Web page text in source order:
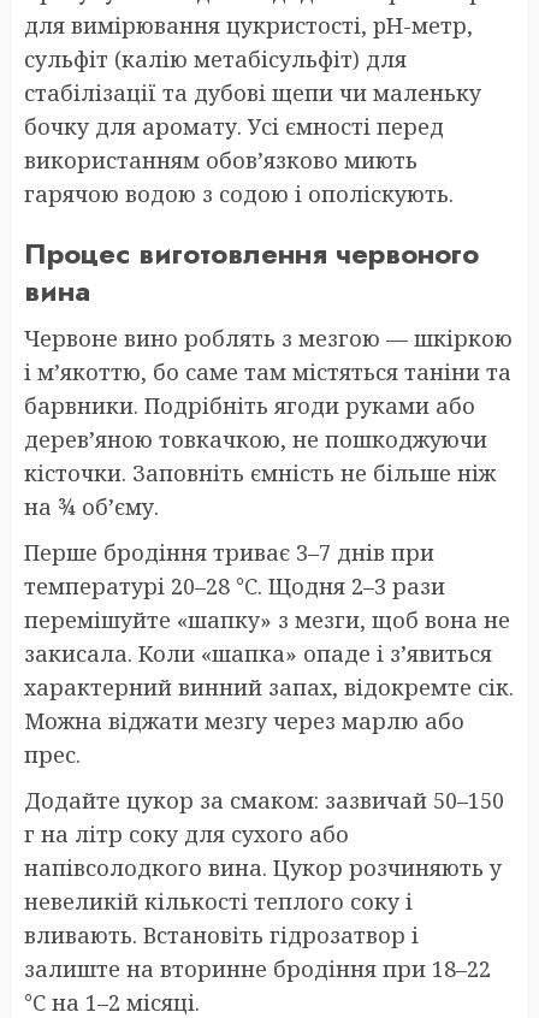
для вимірювання цукристості, pH-метр,
сульфіт (калію метабісульфіт) для
стабілізації та дубові щепи чи маленьку
бочку для аромату. Усі ємності перед
використанням обов’язково миють
гарячою водою з содою і ополіскують.
Процес виготовлення червоного
вина
Червоне вино роблять з мезгою — шкіркою
і м’якоттю, бо саме там містяться таніни та
барвники. Подрібніть ягоди руками або
дерев’яною товкачкою, не пошкоджуючи
кісточки. Заповніть ємність не більше ніж
на ¾ об’єму.
Перше бродіння триває 3–7 днів при
температурі 20–28 °C. Щодня 2–3 рази
перемішуйте «шапку» з мезги, щоб вона не
закисала. Коли «шапка» опаде і з’явиться
характерний винний запах, відокремте сік.
Можна віджати мезгу через марлю або
прес.
Додайте цукор за смаком: зазвичай 50–150
г на літр соку для сухого або
напівсолодкого вина. Цукор розчиняють у
невеликій кількості теплого соку і
вливають. Встановіть гідрозатвор і
залиште на вторинне бродіння при 18–22
°C на 1–2 місяці.